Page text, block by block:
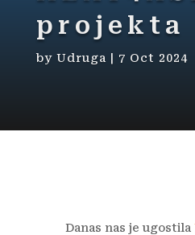
projekta
by Udruga 7 Oct 2024
Danas nas je ugostila